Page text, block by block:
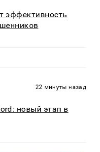
эффективность
22 минуты назад
новый этап в